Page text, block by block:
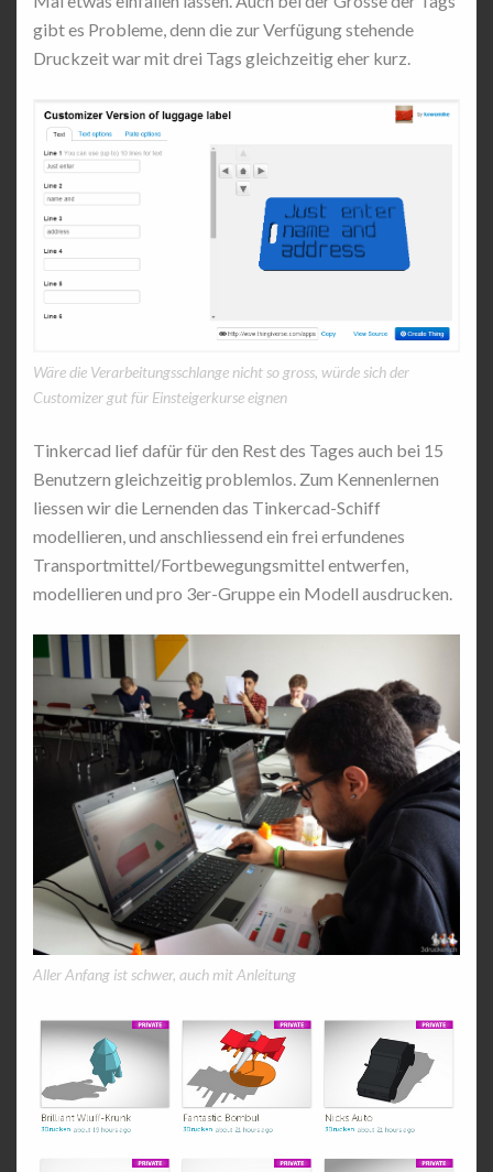
gibt es Probleme, denn die zur Verfügung stehende
Druckzeit war mit drei Tags gleichzeitig eher kurz.
Wäre die Verarbeitungsschlange nicht so gross, würde sich der
Customizer gut für Einsteigerkurse eignen
Tinkercad lief dafür für den Rest des Tages auch bei 15
Benutzern gleichzeitig problemlos. Zum Kennenlernen
liessen wir die Lernenden das Tinkercad-Schiff
modellieren, und anschliessend ein frei erfundenes
Transportmittel/Fortbewegungsmittel entwerfen,
modellieren und pro 3er-Gruppe ein Modell ausdrucken.
Aller Anfang ist schwer, auch mit Anleitung